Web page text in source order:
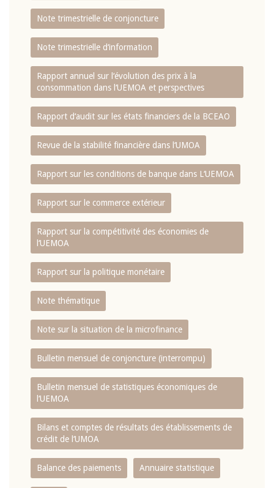
Note trimestrielle de conjoncture
Note trimestrielle d‘information
Rapport annuel sur l‘évolution des prix à la
consommation dans l‘UEMOA et perspectives
Rapport d‘audit sur les états financiers de la BCEAO
Revue de la stabilité financière dans l‘UMOA
Rapport sur les conditions de banque dans L‘UEMOA
Rapport sur le commerce extérieur
Rapport sur la compétitivité des économies de
l‘UEMOA
Rapport sur la politique monétaire
Note thématique
Note sur la situation de la microfinance
Bulletin mensuel de conjoncture (interrompu)
Bulletin mensuel de statistiques économiques de
l‘UEMOA
Bilans et comptes de résultats des établissements de
crédit de l‘UMOA
Balance des paiements Annuaire statistique